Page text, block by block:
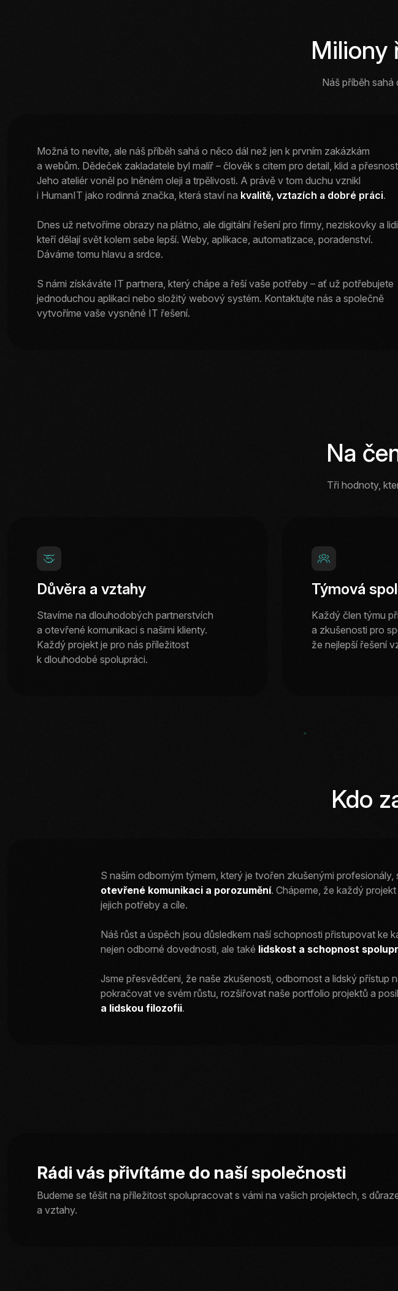
Miliony
Náš příběh sahá
Možná to nevíte, ale náš příběh sahá o něco dál než jen k prvním zakázkám
a webům. Dědeček zakladatele byl malíř – člověk s citem pro detail, klid a
Jeho ateliér voněl po lněném oleji a trpělivosti. A právě v tom duchu vznikl
i HumanIT jako rodinná značka, která staví na kvalitě, vztazích a dobré práci.
Dnes už netvoříme obrazy na plátno, ale digitální řešení pro firmy, neziskovky a
kteří dělají svět kolem sebe lepší. Weby, aplikace, automatizace, poradenství.
Dáváme tomu hlavu a srdce.
S námi získáváte IT partnera, který chápe a řeší vaše potřeby – ať už potřebujete
jednoduchou aplikaci nebo složitý webový systém. Kontaktujte nás a společně
vytvoříme vaše vysněné IT řešení.
Na
Tři hodnoty,
Důvěra a vztahy
Stavíme na dlouhodobých partnerstvích
a otevřené komunikaci s našimi klienty.
Každý projekt je pro nás příležitost
k dlouhodobé spolupráci.
Týmová
Každý člen týmu
a zkušenosti pro
že nejlepší řešení
Kdo
S naším odborným týmem, který je tvořen zkušenými profesionály,
otevřené komunikaci a porozumění. Chápeme, že každý
jejich potřeby a cíle.
Náš růst a úspěch jsou důsledkem naší schopnosti přistupovat ke
nejen odborné dovednosti, ale také lidskost a schopnost
Jsme přesvědčeni, že naše zkušenosti, odbornost a lidský přístup
pokračovat ve svém růstu, rozšiřovat naše portfolio projektů a
a lidskou filozofii.
Rádi vás přivítáme do naší společnosti
Budeme se těšit na příležitost spolupracovat s vámi na vašich projektech, s
a vztahy.